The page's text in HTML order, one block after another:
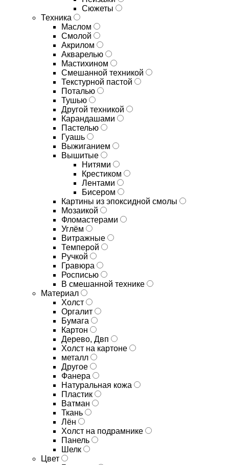
Сюжеты
Техника
Маслом
Смолой
Акрилом
Акварелью
Мастихином
Смешанной техникой
Текстурной пастой
Поталью
Тушью
Другой техникой
Карандашами
Пастелью
Гуашь
Выжиганием
Вышитые
Нитями
Крестиком
Лентами
Бисером
Картины из эпоксидной смолы
Мозаикой
Фломастерами
Углём
Витражные
Темперой
Ручкой
Гравюра
Росписью
В смешанной технике
Материал
Холст
Оргалит
Бумага
Картон
Дерево, Двп
Холст на картоне
металл
Другое
Фанера
Натуральная кожа
Пластик
Ватман
Ткань
Лён
Холст на подрамнике
Панель
Шелк
Цвет